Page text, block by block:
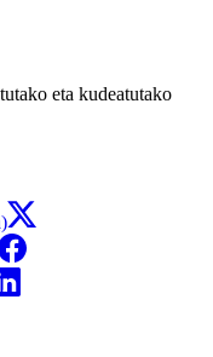
eta kudeatutako